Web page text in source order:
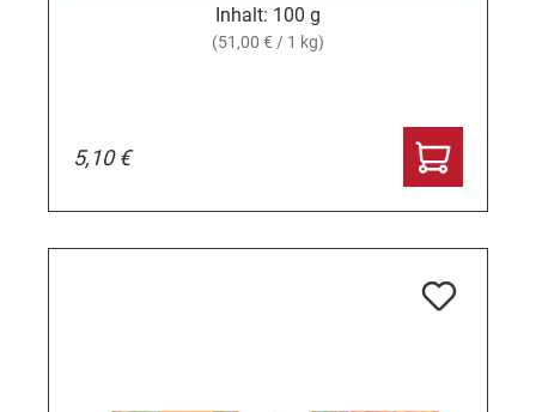
Inhalt: 100 g
(51,00 € / 1 kg)
5,10 €